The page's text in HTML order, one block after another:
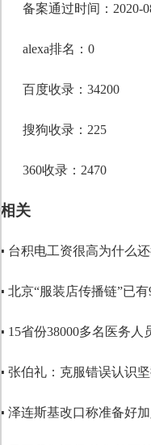
备案通过时间：2020-
alexa排名：0
百度收录：34200
搜狗收录：225
360收录：2470
相关
▪ 台积电工资很高为什么
▪ 北京“服装店传播链”已
▪ 15省份38000多名医务
▪ 张伯礼：克服错误认识
▪ 泽连斯基改口称准备好
自定义标题
段落格式
字体